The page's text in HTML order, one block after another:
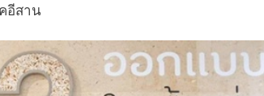
อีสาน